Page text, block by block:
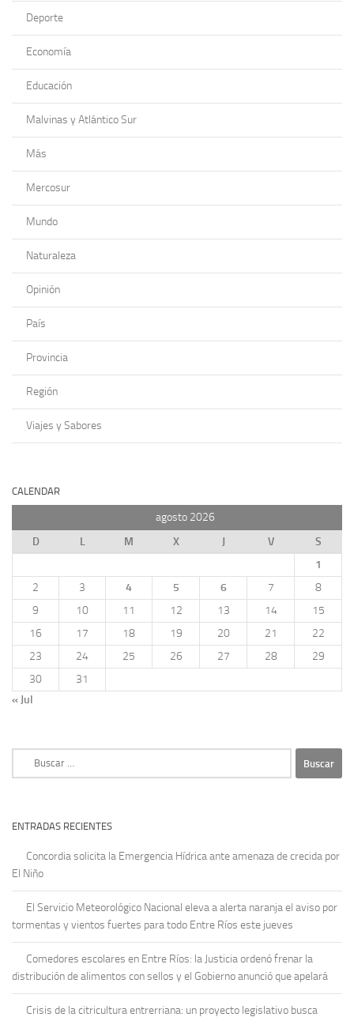
Deporte
Economía
Educación
Malvinas y Atlántico Sur
Más
Mercosur
Mundo
Naturaleza
Opinión
País
Provincia
Región
Viajes y Sabores
CALENDAR
agosto 2026
D
L M X J V
S
1
2
3 4 5 6 7
8
9
10 11 12 13 14
15
16
17 18 19 20 21
22
23
24 25 26 27 28
29
30
31
« Jul
ENTRADAS RECIENTES
Concordia solicita la Emergencia Hídrica ante amenaza de crecida por
El Niño
El Servicio Meteorológico Nacional eleva a alerta naranja el aviso por
tormentas y vientos fuertes para todo Entre Ríos este jueves
Comedores escolares en Entre Ríos: la Justicia ordenó frenar la
distribución de alimentos con sellos y el Gobierno anunció que apelará
Crisis de la citricultura entrerriana: un proyecto legislativo busca